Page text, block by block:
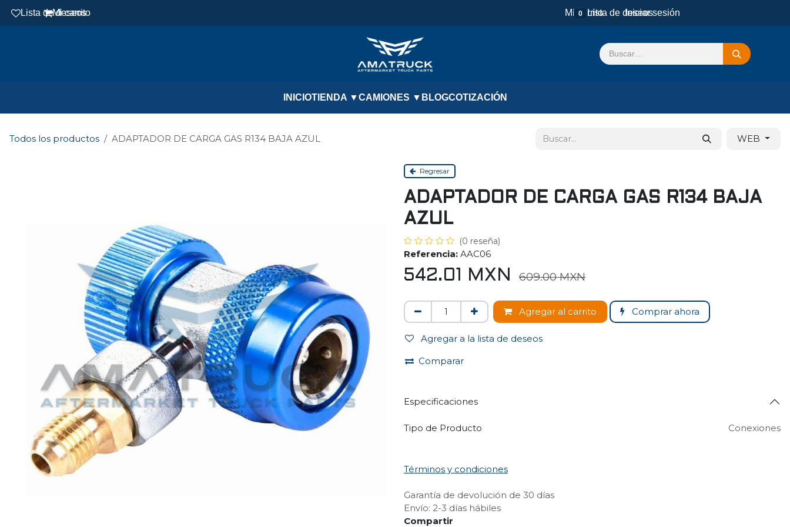
Lista de deseos
Mi carrito Mi carrito
0 Lista de deseosIniciar sesión
INICIOTIENDA ▼CAMIONES ▼ BLOGCOTIZACIÓN
Todos los productos ADAPTADOR DE CARGA GAS R134 BAJA AZUL WEB
Regresar
ADAPTADOR DE CARGA GAS R134 BAJA
AZUL
(0 reseña)
Referencia: AAC06
542.01 MXN 609.00MXN
Agregar al carrito Comprar ahora
Agregar a la lista de deseos
Comparar
Especificaciones
Tipo de Producto Conexiones
Términos y condiciones
Garantía de devolución de 30 días
Envío: 2-3 días hábiles